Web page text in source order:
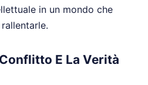
in un mondo che
E La Verità